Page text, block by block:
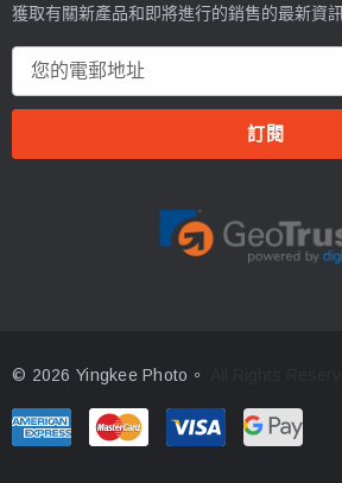
獲取有關新產品和即將進行的銷售的最新資訊
郵
© 2026 Yingkee Photo。